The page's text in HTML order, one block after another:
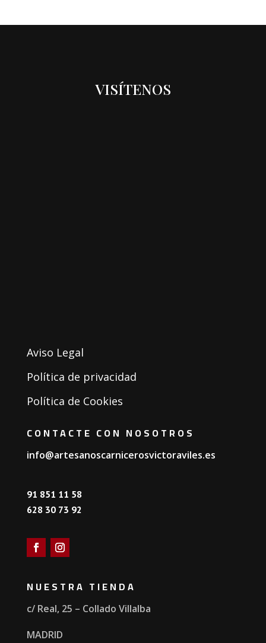
VISÍTENOS
Aviso Legal
Política de privacidad
Política de Cookies
CONTACTE CON NOSOTROS
info@artesanoscarnicerosvictoraviles.es
91 851 11 58
628 30 73 92
NUESTRA TIENDA
c/ Real, 25 – Collado Villalba
MADRID